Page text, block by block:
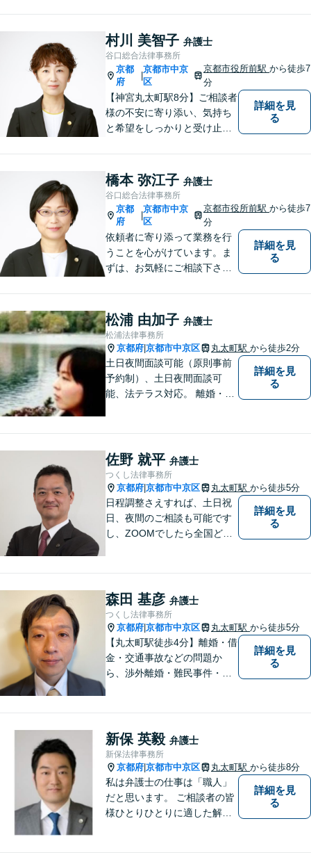
う、これまでの経験を活かし
弁護してまいります。お一人
お一人の心情に寄り添いま
す。まずはご相談ください。
【完全個室】
村川 美智子 弁護士
谷口総合法律事務所
京都
府
京都市中京
区
京都市役所前駅から徒歩7
分
【神宮丸太町駅8分】ご相談者
様の不安に寄り添い、気持ち
と希望をしっかりと受け止め
し、納得と安心につながるよ
う真摯にサポートします。ど
うぞお気軽にお話しくださ
い。【完全個室で相談可】
【地域密着型の法律事務所】
詳細を見
る
橋本 弥江子 弁護士
谷口総合法律事務所
京都
府
京都市中京
区
京都市役所前駅から徒歩7
分
依頼者に寄り添って業務を行
うことを心がけています。ま
ずは、お気軽にご相談下さ
詳細を見
る
松浦 由加子 弁護士
松浦法律事務所
京都府 京都市中京区 丸太町駅 から徒歩2分
土日夜間面談可能（原則事前
予約制）、土日夜間面談可
能、法テラス対応。 離婚・借
問題・クレーマー対応など事
業者様にも広く対応しており
ます。お気軽にご相談くださ
い。
詳細を見
る
佐野 就平 弁護士
つくし法律事務所
京都府 京都市中京区 丸太町駅 から徒歩5分
日程調整さえすれば、土日祝
日、夜間のご相談も可能です
し、ZOOMでしたら全国どこ
介できます。
詳細を見
る
森田 基彦 弁護士
つくし法律事務所
京都府 京都市中京区 丸太町駅 から徒歩5分
【丸太町駅徒歩4分】離婚・借
金・交通事故などの問題か
ら、渉外離婚・難民事件・医
待ちしています。
詳細を見
る
新保 英毅 弁護士
新保法律事務所
京都府 京都市中京区 丸太町駅 から徒歩8分
私は弁護士の仕事は「職人」
だと思います。 ご相談者の皆
様ひとりひとりに適した解決
詳細を見
る